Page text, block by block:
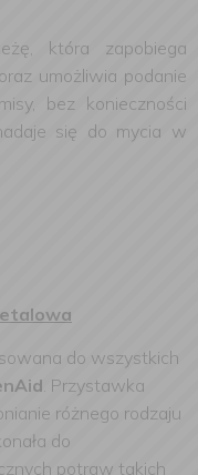
która zapobiega
umożliwia podanie
bez konieczności
się do mycia w
do wszystkich
. Przystawka
różnego rodzaju
do
potraw takich